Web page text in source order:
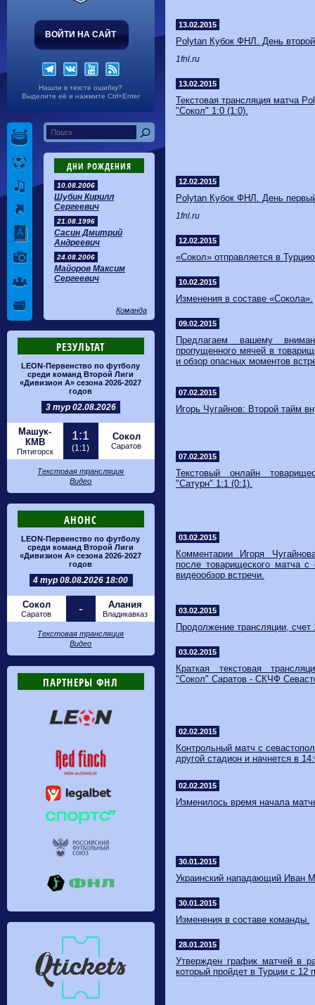
ВОЙТИ НА САЙТ
Нашли в тексте ошибку?
Выделите её и нажмите Ctrl+Enter
ДНИ РОЖДЕНИЯ
10.08.2006
Шубин Кирилл
Сергеевич
21.08.1996
Сасин Дмитрий
Андреевич
24.08.2006
Майоров Максим
Сергеевич
Команда
РЕЗУЛЬТАТ
LEON-Первенство по футболу
среди команд Второй Лиги
«Дивизион А» сезона 2026-2027
годов
3 тур 02.08.2026
Машук-
КМВ
Пятигорск
1:1
(1:1)
Сокол
Саратов
Текстовая трансляция
Видео
АНОНС
LEON-Первенство по футболу
среди команд Второй Лиги
«Дивизион А» сезона 2026-2027
годов
4 тур 08.08.2026 18:00
Сокол
Саратов - Алания
Владикавказ
Текстовая трансляция
Видео
ПАРТНЕРЫ ФНЛ
13.02.2015
Polytan Кубок ФНЛ. День
1fnl.ru
13.02.2015
Текстовая трансляция матча
"Сокол" 1:0 (1:0).
12.02.2015
Polytan Кубок ФНЛ. День
1fnl.ru
12.02.2015
​«Сокол» отправляется в
10.02.2015
​Изменения в составе «Сокола».
09.02.2015
Предлагаем вашему
пропущенного мячей в
и обзор опасных моментов
07.02.2015
Игорь Чугайнов: Второй тайм
07.02.2015
Текстовый онлайн
"Сатурн" 1:1 (0:1).
03.02.2015
Комментарии Игоря
после товарищеского матча
видеообзор встречи.
03.02.2015
Продолжение трансляции, счет
03.02.2015
Краткая текстовая
"Сокол" Саратов - СКЧФ
02.02.2015
Контрольный матч с
другой стадион и начнется в
02.02.2015
Изменилось время начала
30.01.2015
​Украинский нападающий Иван
30.01.2015
​Изменения в составе команды.
28.01.2015
Утвержден график матчей в
который пройдет в Турции с 12